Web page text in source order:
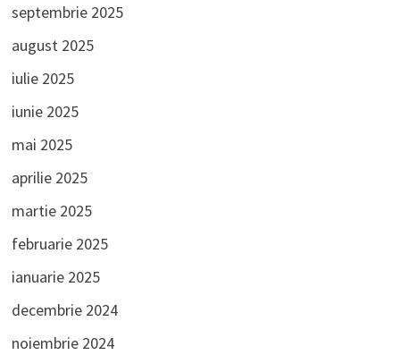
septembrie 2025
august 2025
iulie 2025
iunie 2025
mai 2025
aprilie 2025
martie 2025
februarie 2025
ianuarie 2025
decembrie 2024
noiembrie 2024